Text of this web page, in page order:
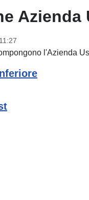
Azienda
l'Azienda